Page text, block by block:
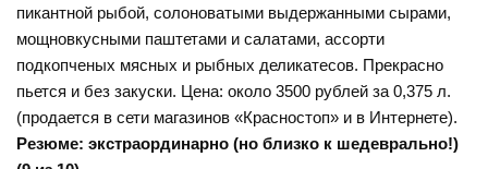
пикантной рыбой, солоноватыми выдержанными сырами,
мощновкусными паштетами и салатами, ассорти
подкопченых мясных и рыбных деликатесов. Прекрасно
пьется и без закуски. Цена: около 3500 рублей за 0,375 л.
(продается в сети магазинов «Красностоп» и в Интернете).
Резюме: экстраординарно (но близко к шедеврально!)